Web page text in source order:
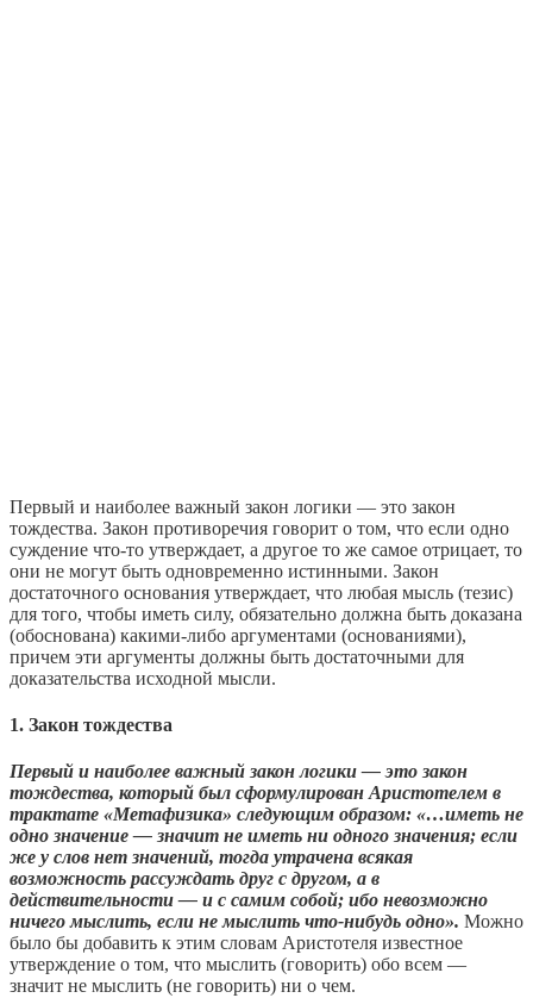
Первый и наиболее важный закон логики — это закон
тождества. Закон противоречия говорит о том, что если одно
суждение что-то утверждает, а другое то же самое отрицает, то
они не могут быть одновременно истинными. Закон
достаточного основания утверждает, что любая мысль (тезис)
для того, чтобы иметь силу, обязательно должна быть доказана
(обоснована) какими-либо аргументами (основаниями),
причем эти аргументы должны быть достаточными для
доказательства исходной мысли.
1. Закон тождества
Первый и наиболее важный закон логики — это закон
тождества, который был сформулирован Аристотелем в
трактате «Метафизика» следующим образом: «…иметь не
одно значение — значит не иметь ни одного значения; если
же у слов нет значений, тогда утрачена всякая
возможность рассуждать друг с другом, а в
действительности — и с самим собой; ибо невозможно
ничего мыслить, если не мыслить что-нибудь одно». Можно
было бы добавить к этим словам Аристотеля известное
утверждение о том, что мыслить (говорить) обо всем —
значит не мыслить (не говорить) ни о чем.